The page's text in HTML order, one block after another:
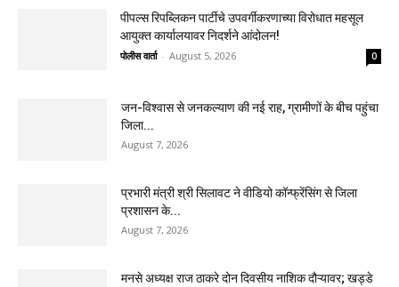
पीपल्स रिपब्लिकन पार्टीचे उपवर्गीकरणाच्या विरोधात महसूल
आयुक्त कार्यालयावर निदर्शने आंदोलन!
पोलीस वार्ता - August 5, 2026 0
जन-विश्वास से जनकल्याण की नई राह, ग्रामीणों के बीच पहुंचा
जिला...
August 7, 2026
प्रभारी मंत्री श्री सिलावट ने वीडियो कॉन्फ्रेंसिंग से जिला
प्रशासन के...
August 7, 2026
मनसे अध्यक्ष राज ठाकरे दोन दिवसीय नाशिक दौऱ्यावर; खड्डे